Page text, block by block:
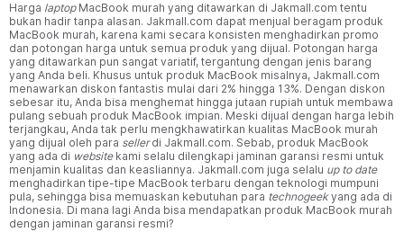
Harga laptop MacBook murah yang ditawarkan di Jakmall.com tentu
bukan hadir tanpa alasan. Jakmall.com dapat menjual beragam produk
MacBook murah, karena kami secara konsisten menghadirkan promo
dan potongan harga untuk semua produk yang dijual. Potongan harga
yang ditawarkan pun sangat variatif, tergantung dengan jenis barang
yang Anda beli. Khusus untuk produk MacBook misalnya, Jakmall.com
menawarkan diskon fantastis mulai dari 2% hingga 13%. Dengan diskon
sebesar itu, Anda bisa menghemat hingga jutaan rupiah untuk membawa
pulang sebuah produk MacBook impian. Meski dijual dengan harga lebih
terjangkau, Anda tak perlu mengkhawatirkan kualitas MacBook murah
yang dijual oleh para sellerdi Jakmall.com. Sebab, produk MacBook
yang ada di website kami selalu dilengkapi jaminan garansi resmi untuk
menjamin kualitas dan keasliannya. Jakmall.com juga selalu up to date
menghadirkan tipe-tipe MacBook terbaru dengan teknologi mumpuni
pula, sehingga bisa memuaskan kebutuhan para technogeekyang ada di
Indonesia. Di mana lagi Anda bisa mendapatkan produk MacBook murah
dengan jaminan garansi resmi?